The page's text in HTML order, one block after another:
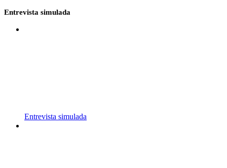
Entrevista simulada
Entrevista simulada